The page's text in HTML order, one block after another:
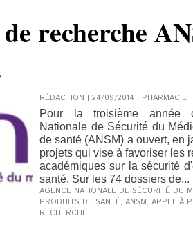
recherche
RÉDACTION | 24/09/2014 | PHARMACIE
Pour la troisième année
Nationale de Sécurité du
de santé (ANSM) a ouvert, en
projets qui vise à favoriser les
académiques sur la sécurité
santé. Sur les 74 dossiers de...
AGENCE NATIONALE DE SÉCURITÉ DU
PRODUITS DE SANTÉ, ANSM, APPEL À
RECHERCHE